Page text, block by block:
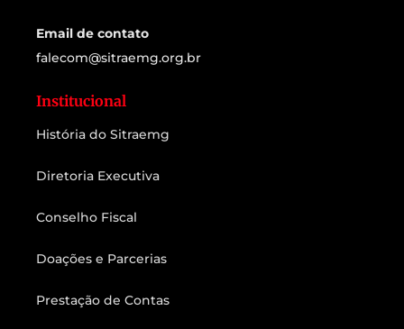
Email de contato
falecom@sitraemg.org.br
Institucional
História do Sitraemg
Diretoria Executiva
Conselho Fiscal
Doações e Parcerias
Prestação de Contas